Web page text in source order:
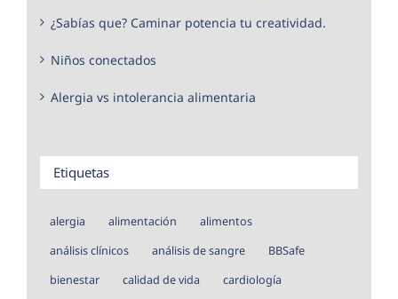
¿Sabías que? Caminar potencia tu creatividad.
Niños conectados
Alergia vs intolerancia alimentaria
Etiquetas
alergia alimentación
alimentos
análisis clínicos
análisis de sangre
BBSafe
bienestar
calidad de vida
cardiología